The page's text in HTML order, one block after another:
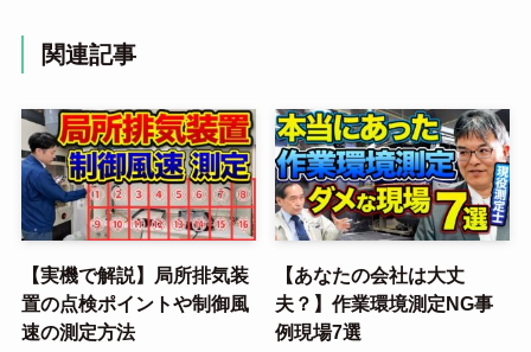
関連記事
【実機で解説】局所排気装
置の点検ポイントや制御風
速の測定方法
【あなたの会社は大丈
夫？】作業環境測定NG事
例現場7選